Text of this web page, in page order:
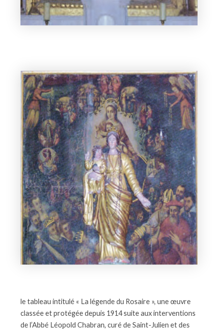
le tableau intitulé « La légende du Rosaire », une œuvre
classée et protégée depuis 1914 suite aux interventions
de l’Abbé Léopold Chabran, curé de Saint-Julien et des